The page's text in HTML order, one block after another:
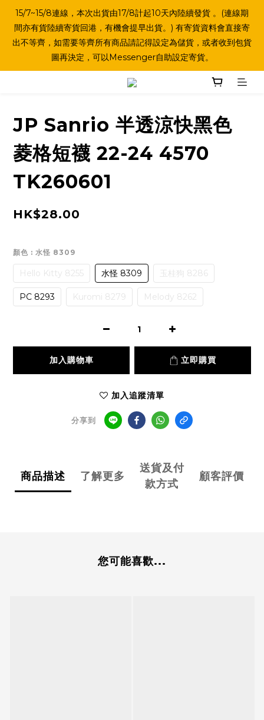
15/7~15/8連線，本次出貨由17/8計起10天內陸續發貨 。(連線期
間亦有貨陸續寄貨回港，有機會提早出貨。) 有寄貨資料會直接寄
出不等齊，如需要等齊所有商品請記得設定為儲貨，或者收到包貨
圖再決定，可以Messenger自助設定寄貨。
JP Sanrio 半透涼快黑色
菱格短襪 22-24 4570
TK260601
HK$28.00
顏色 : 水怪 8309
Hello Kitty 8255 水怪 8309 玉桂狗 8286
PC 8293 Kuromi 8279 Melody 8262
加入購物車 立即購買
加入追蹤清單
分享到
商品描述 了解更多
送貨及付
款方式
顧客評價
您可能喜歡...